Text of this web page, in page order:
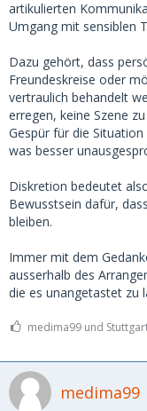
artikulierten
Umgang mit sensiblen
Dazu gehört, dass
Freundeskreise oder
vertraulich behandelt
erregen, keine Szene
Gespür für die
was besser
Diskretion bedeutet
Bewusstsein dafür,
bleiben.
Immer mit dem
ausserhalb des
die es unangetastet zu
medima99 und
medima99